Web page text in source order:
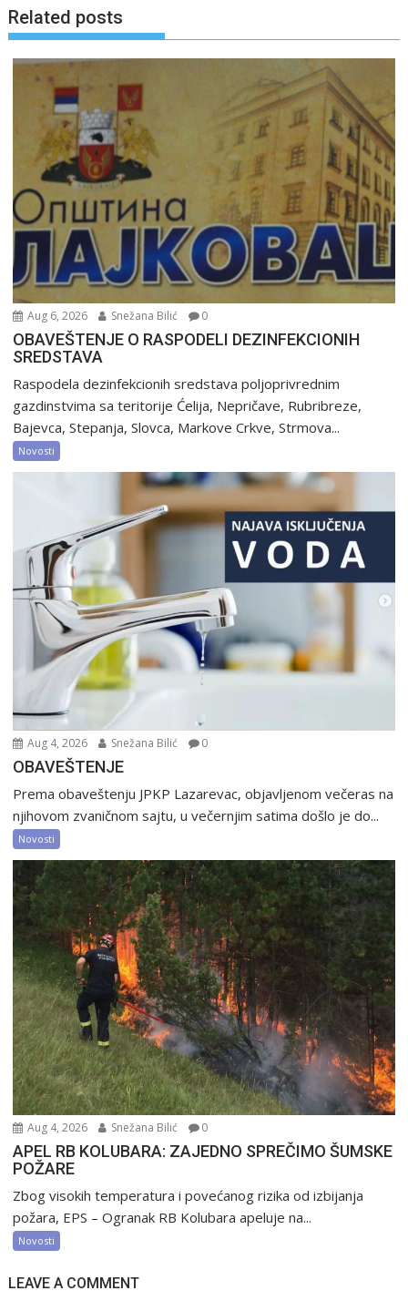
Related posts
Aug 6, 2026 Snežana Bilić 0
OBAVEŠTENJE O RASPODELI DEZINFEKCIONIH
SREDSTAVA
Raspodela dezinfekcionih sredstava poljoprivrednim
gazdinstvima sa teritorije Ćelija, Nepričave, Rubribreze,
Bajevca, Stepanja, Slovca, Markove Crkve, Strmova...
Novosti
Aug 4, 2026 Snežana Bilić 0
OBAVEŠTENJE
Prema obaveštenju JPKP Lazarevac, objavljenom večeras na
njihovom zvaničnom sajtu, u večernjim satima došlo je do...
Novosti
Aug 4, 2026 Snežana Bilić 0
APEL RB KOLUBARA: ZAJEDNO SPREČIMO ŠUMSKE
POŽARE
Zbog visokih temperatura i povećanog rizika od izbijanja
požara, EPS – Ogranak RB Kolubara apeluje na...
Novosti
LEAVE A COMMENT